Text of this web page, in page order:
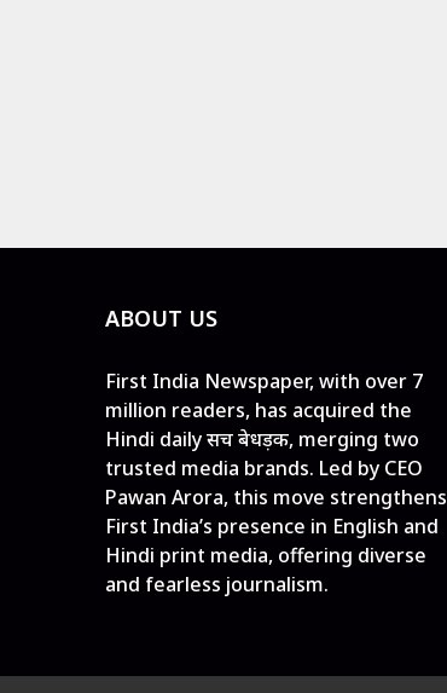
ABOUT US
First India Newspaper, with over 7
million readers, has acquired the
Hindi daily सच बेधड़क, merging two
trusted media brands. Led by CEO
Pawan Arora, this move strengthens
First India’s presence in English and
Hindi print media, offering diverse
and fearless journalism.